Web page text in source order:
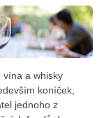
vína a whisky
koníček,
jednoho z